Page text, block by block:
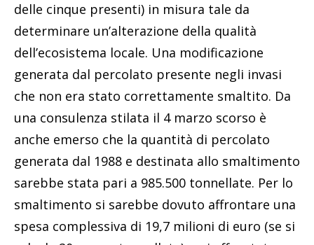
delle cinque presenti) in misura tale da
determinare un’alterazione della qualità
dell’ecosistema locale. Una modificazione
generata dal percolato presente negli invasi
che non era stato correttamente smaltito. Da
una consulenza stilata il 4 marzo scorso è
anche emerso che la quantità di percolato
generata dal 1988 e destinata allo smaltimento
sarebbe stata pari a 985.500 tonnellate. Per lo
smaltimento si sarebbe dovuto affrontare una
spesa complessiva di 19,7 milioni di euro (se si